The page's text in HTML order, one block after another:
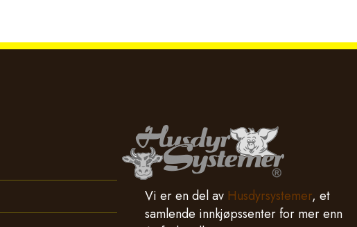
Vi er en del av Husdyrsystemer, et
samlende innkjøpssenter for mer enn